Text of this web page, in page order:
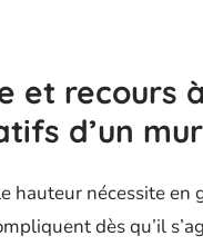
et recours
d’un
hauteur nécessite en
dès qu’il